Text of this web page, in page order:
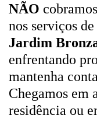
NÃO
nos serviços de
Jardim
enfrentando
mantenha
Chegamos em
residência ou